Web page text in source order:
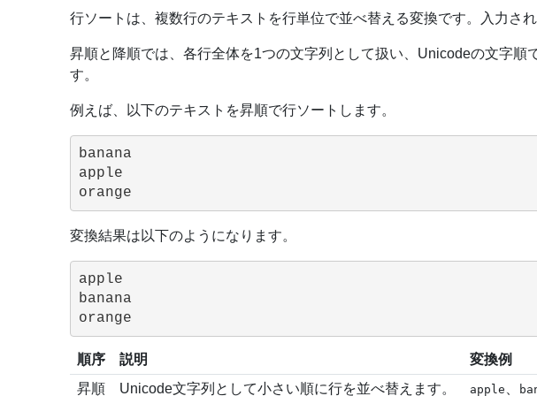
行ソートは、複数行のテキストを行単位で並べ替える変換です。入力さ
昇順と降順では、各行全体を1つの文字列として扱い、Unicodeの文字
す。
例えば、以下のテキストを昇順で行ソートします。
banana
apple
変換結果は以下のようになります。
apple
banana
順序 説明
変換例
昇順
Unicode文字列として小さい順に行を並べ替えます。 apple